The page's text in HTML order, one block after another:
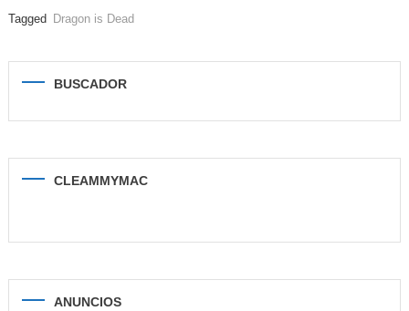
Tagged Dragon is Dead
BUSCADOR
CLEAMMYMAC
ANUNCIOS